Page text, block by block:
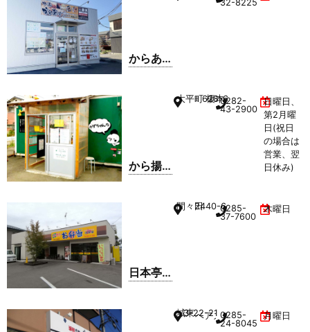
からあ
小山店
32-8225
から揚
大平町 榎本
628-60282-
43-2900
日曜日、
第2月曜
日(祝日
の場合は
営業、翌
日休み)
日本亭
間々田2440-60285-
37-7600
木曜日
城東
3-22-21
ベアズビル101
0285-
24-8045
月曜日